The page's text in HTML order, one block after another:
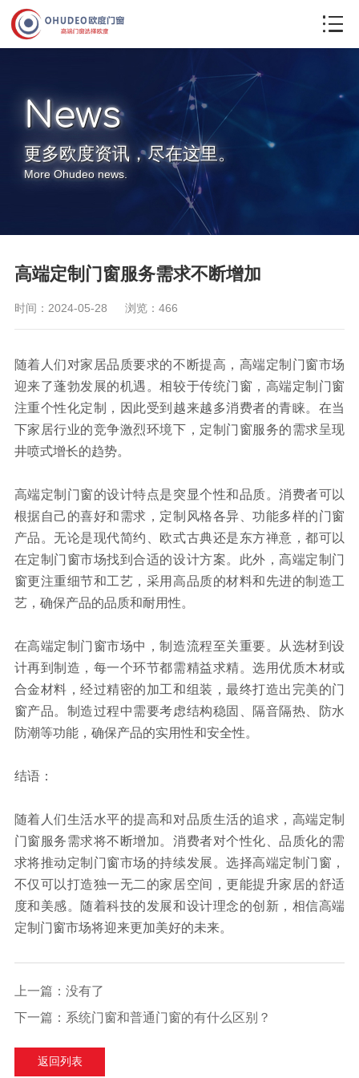
联系我们
News
更多欧度资讯，尽在这里。
More Ohudeo news.
高端定制门窗服务需求不断增加
时间：2024-05-28 浏览：466
随着人们对家居品质要求的不断提高，高端定制门窗市场
迎来了蓬勃发展的机遇。相较于传统门窗，高端定制门窗
注重个性化定制，因此受到越来越多消费者的青睐。在当
下家居行业的竞争激烈环境下，定制门窗服务的需求呈现
井喷式增长的趋势。
高端定制门窗的设计特点是突显个性和品质。消费者可以
根据自己的喜好和需求，定制风格各异、功能多样的门窗
产品。无论是现代简约、欧式古典还是东方禅意，都可以
在定制门窗市场找到合适的设计方案。此外，高端定制门
窗更注重细节和工艺，采用高品质的材料和先进的制造工
艺，确保产品的品质和耐用性。
在高端定制门窗市场中，制造流程至关重要。从选材到设
计再到制造，每一个环节都需精益求精。选用优质木材或
合金材料，经过精密的加工和组装，最终打造出完美的门
窗产品。制造过程中需要考虑结构稳固、隔音隔热、防水
防潮等功能，确保产品的实用性和安全性。
结语：
随着人们生活水平的提高和对品质生活的追求，高端定制
门窗服务需求将不断增加。消费者对个性化、品质化的需
求将推动定制门窗市场的持续发展。选择高端定制门窗，
不仅可以打造独一无二的家居空间，更能提升家居的舒适
度和美感。随着科技的发展和设计理念的创新，相信高端
定制门窗市场将迎来更加美好的未来。
上一篇： 没有了
下一篇： 系统门窗和普通门窗的有什么区别？
返回列表